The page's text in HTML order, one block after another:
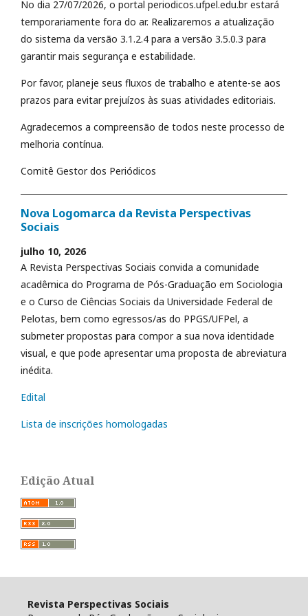
No dia 27/07/2026, o portal periodicos.ufpel.edu.br estará
temporariamente fora do ar. Realizaremos a atualização
do sistema da versão 3.1.2.4 para a versão 3.5.0.3 para
garantir mais segurança e estabilidade.
Por favor, planeje seus fluxos de trabalho e atente-se aos
prazos para evitar prejuízos às suas atividades editoriais.
Agradecemos a compreensão de todos neste processo de
melhoria contínua.
Comitê Gestor dos Periódicos
Nova Logomarca da Revista Perspectivas
Sociais
julho 10, 2026
A Revista Perspectivas Sociais convida a comunidade
acadêmica do Programa de Pós-Graduação em Sociologia
e o Curso de Ciências Sociais da Universidade Federal de
Pelotas, bem como egressos/as do PPGS/UFPel, a
submeter propostas para compor a sua nova identidade
visual, e que pode apresentar uma proposta de abreviatura
inédita.
Edital
Lista de inscrições homologadas
Edição Atual
Revista Perspectivas Sociais